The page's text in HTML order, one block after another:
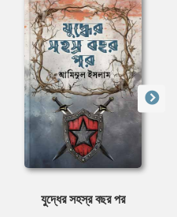
যুদ্ধের সহস্র বছর পর